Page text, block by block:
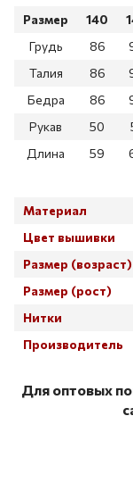
Размер 140
Грудь
86
Талия
86
Бедра
86
Рукав
50
Длина
59
Материал
Цвет вышивки
Размер (возраст)
Размер (рост)
Нитки
Производитель
Для оптовых